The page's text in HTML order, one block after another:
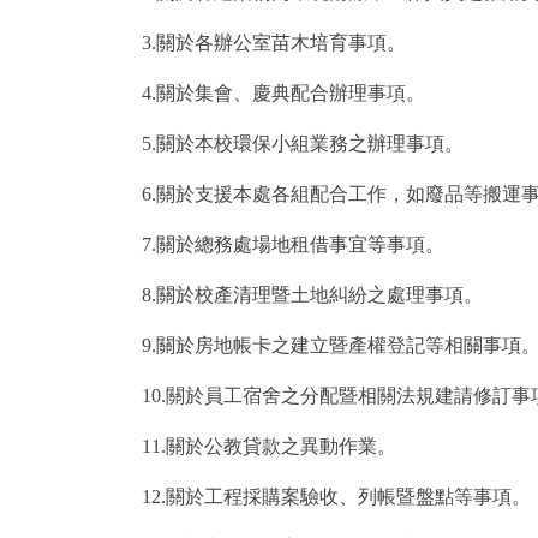
3.關於各辦公室苗木培育事項。
4.關於集會、慶典配合辦理事項。
5.關於本校環保小組業務之辦理事項。
6.關於支援本處各組配合工作，如廢品等搬運事
7.關於總務處場地租借事宜等事項。
8.關於校產清理暨土地糾紛之處理事項。
9.關於房地帳卡之建立暨產權登記等相關事項。
10.關於員工宿舍之分配暨相關法規建請修訂事
11.關於公教貸款之異動作業。
12.關於工程採購案驗收、列帳暨盤點等事項。